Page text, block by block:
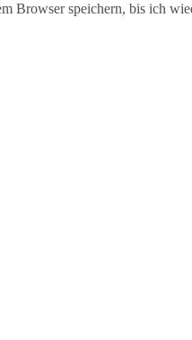
Browser speichern, bis ich